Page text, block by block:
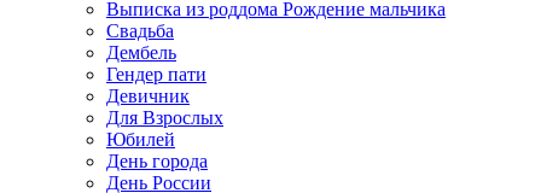
Выписка из роддома Рождение мальчика
Свадьба
Дембель
Гендер пати
Девичник
Для Взрослых
Юбилей
День города
День России